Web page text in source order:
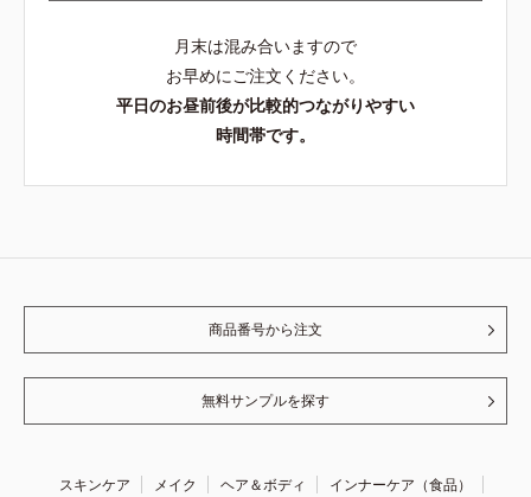
月末は混み合いますので
お早めにご注文ください。
平日のお昼前後が比較的つながりやすい
時間帯です。
商品番号から注文
無料サンプルを探す
スキンケア メイク ヘア＆ボディ
インナーケア（食品）